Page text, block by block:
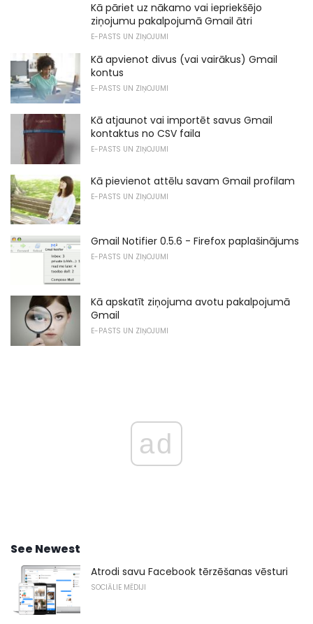
Kā pāriet uz nākamo vai iepriekšējo
ziņojumu pakalpojumā Gmail ātri
E-PASTS UN ZIŅOJUMI
Kā apvienot divus (vai vairākus) Gmail
kontus
E-PASTS UN ZIŅOJUMI
Kā atjaunot vai importēt savus Gmail
kontaktus no CSV faila
E-PASTS UN ZIŅOJUMI
Kā pievienot attēlu savam Gmail profilam
E-PASTS UN ZIŅOJUMI
Gmail Notifier 0.5.6 - Firefox paplašinājums
E-PASTS UN ZIŅOJUMI
Kā apskatīt ziņojuma avotu pakalpojumā
Gmail
E-PASTS UN ZIŅOJUMI
ad
See Newest
Atrodi savu Facebook tērzēšanas vēsturi
SOCIĀLIE MĒDIJI